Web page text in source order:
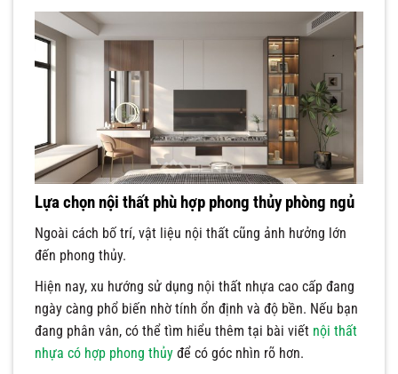
Lựa chọn nội thất phù hợp phong thủy phòng ngủ
Ngoài cách bố trí, vật liệu nội thất cũng ảnh hưởng lớn
đến phong thủy.
Hiện nay, xu hướng sử dụng nội thất nhựa cao cấp đang
ngày càng phổ biến nhờ tính ổn định và độ bền. Nếu bạn
đang phân vân, có thể tìm hiểu thêm tại bài viết nội thất
nhựa có hợp phong thủy để có góc nhìn rõ hơn.